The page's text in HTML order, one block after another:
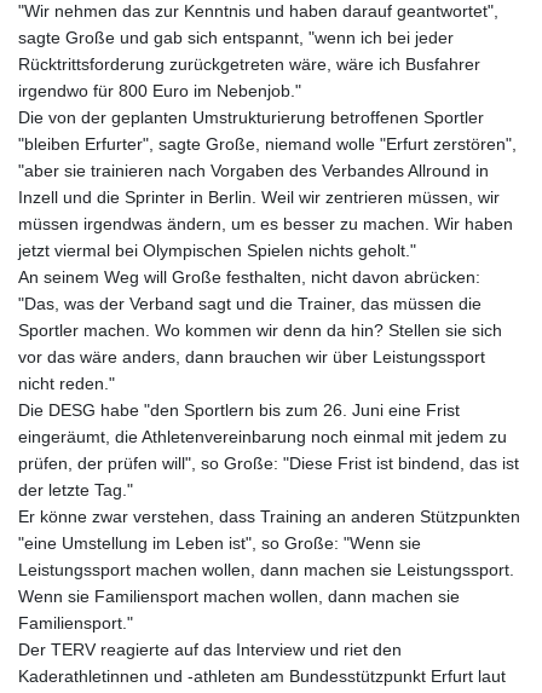
"Wir nehmen das zur Kenntnis und haben darauf geantwortet",
sagte Große und gab sich entspannt, "wenn ich bei jeder
Rücktrittsforderung zurückgetreten wäre, wäre ich Busfahrer
irgendwo für 800 Euro im Nebenjob."
Die von der geplanten Umstrukturierung betroffenen Sportler
"bleiben Erfurter", sagte Große, niemand wolle "Erfurt zerstören",
"aber sie trainieren nach Vorgaben des Verbandes Allround in
Inzell und die Sprinter in Berlin. Weil wir zentrieren müssen, wir
müssen irgendwas ändern, um es besser zu machen. Wir haben
jetzt viermal bei Olympischen Spielen nichts geholt."
An seinem Weg will Große festhalten, nicht davon abrücken:
"Das, was der Verband sagt und die Trainer, das müssen die
Sportler machen. Wo kommen wir denn da hin? Stellen sie sich
vor das wäre anders, dann brauchen wir über Leistungssport
nicht reden."
Die DESG habe "den Sportlern bis zum 26. Juni eine Frist
eingeräumt, die Athletenvereinbarung noch einmal mit jedem zu
prüfen, der prüfen will", so Große: "Diese Frist ist bindend, das ist
der letzte Tag."
Er könne zwar verstehen, dass Training an anderen Stützpunkten
"eine Umstellung im Leben ist", so Große: "Wenn sie
Leistungssport machen wollen, dann machen sie Leistungssport.
Wenn sie Familiensport machen wollen, dann machen sie
Familiensport."
Der TERV reagierte auf das Interview und riet den
Kaderathletinnen und -athleten am Bundesstützpunkt Erfurt laut